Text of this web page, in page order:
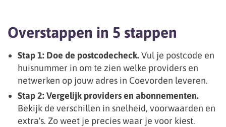
Overstappen in 5 stappen
Stap 1: Doe de postcodecheck.Vul je postcode en
huisnummer in om te zien welke providers en
netwerken op jouw adres in Coevorden leveren.
Stap 2: Vergelijk providers en abonnementen.
Bekijk de verschillen in snelheid, voorwaarden en
extra's. Zo weet je precies waar je voor kiest.